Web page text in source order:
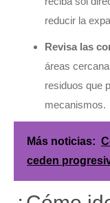
reducir la
Revisa las
áreas
residuos que
mecanismos.
Más noticias:
ceden